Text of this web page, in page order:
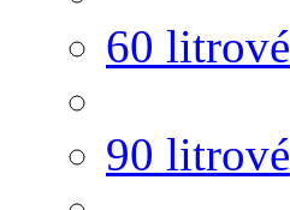
60 litrové
90 litrové